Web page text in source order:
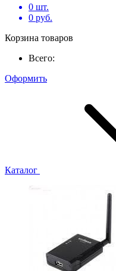
0 шт.
0 руб.
Корзина товаров
Всего:
Оформить
Каталог